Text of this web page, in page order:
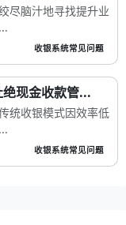
尽脑汁地寻找提升业
收银系统常见问题
现金收款管...
统收银模式因效率低
收银系统常见问题